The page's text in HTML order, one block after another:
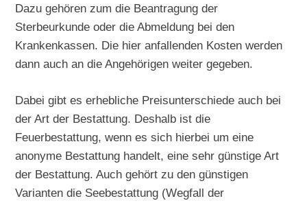
Dazu gehören zum die Beantragung der
Sterbeurkunde oder die Abmeldung bei den
Krankenkassen. Die hier anfallenden Kosten werden
dann auch an die Angehörigen weiter gegeben.
Dabei gibt es erhebliche Preisunterschiede auch bei
der Art der Bestattung. Deshalb ist die
Feuerbestattung, wenn es sich hierbei um eine
anonyme Bestattung handelt, eine sehr günstige Art
der Bestattung. Auch gehört zu den günstigen
Varianten die Seebestattung (Wegfall der